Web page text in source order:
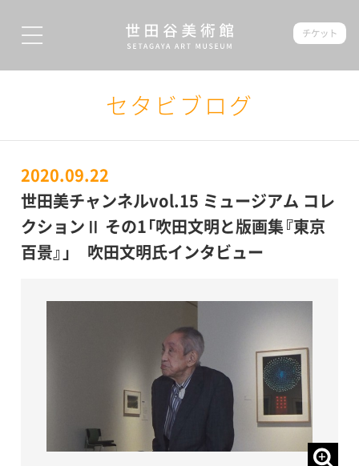
チケット
セタビブログ
2020.09.22
世田美チャンネルvol.15 ミュージアム コレ
クションⅡ その1「吹田文明と版画集『東京
百景』」 吹田文明氏インタビュー